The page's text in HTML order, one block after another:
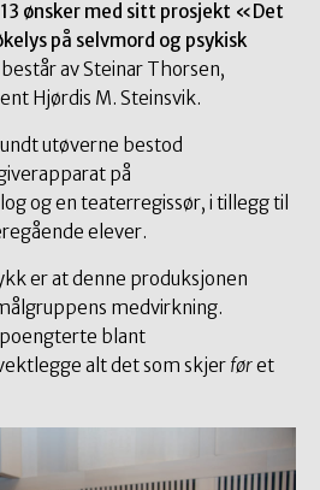
ønsker med sitt prosjekt «Det
på selvmord og psykisk
består av Steinar Thorsen,
Hjørdis M. Steinsvik.
utøverne bestod
på
og en teaterregissør, i tillegg til
elever.
er at denne produksjonen
medvirkning.
blant
alt det som skjer føret